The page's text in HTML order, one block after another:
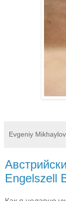
Evgeniy Mikhaylov
Engelszell